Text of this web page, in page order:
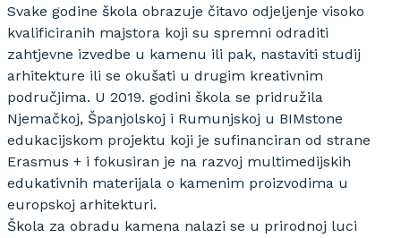
Svake godine škola obrazuje čitavo odjeljenje visoko
kvalificiranih majstora koji su spremni odraditi
zahtjevne izvedbe u kamenu ili pak, nastaviti studij
arhitekture ili se okušati u drugim kreativnim
područjima. U 2019. godini škola se pridružila
Njemačkoj, Španjolskoj i Rumunjskoj u BIMstone
edukacijskom projektu koji je sufinanciran od strane
Erasmus + i fokusiran je na razvoj multimedijskih
edukativnih materijala o kamenim proizvodima u
europskoj arhitekturi.
Škola za obradu kamena nalazi se u prirodnoj luci